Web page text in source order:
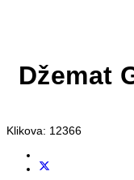
Džemat
Klikova: 12366